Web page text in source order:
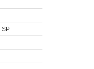
SP